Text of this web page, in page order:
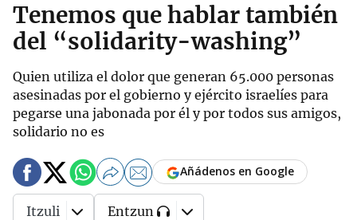
Tenemos que hablar también
del “solidarity-washing”
Quien utiliza el dolor que generan 65.000 personas
asesinadas por el gobierno y ejército israelíes para
pegarse una jabonada por él y por todos sus amigos,
solidario no es
Añádenos en Google
Itzuli Entzun